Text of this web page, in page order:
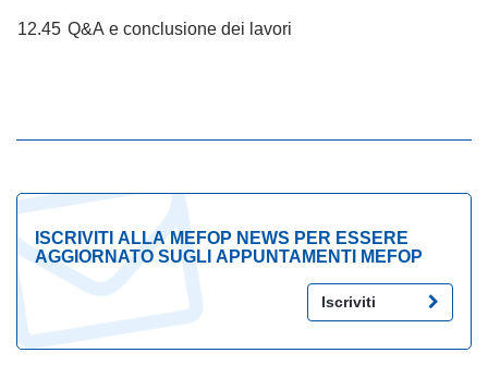
12.45 Q&A e conclusione dei lavori
ISCRIVITI ALLA MEFOP NEWS PER ESSERE
AGGIORNATO SUGLI APPUNTAMENTI MEFOP
Iscriviti